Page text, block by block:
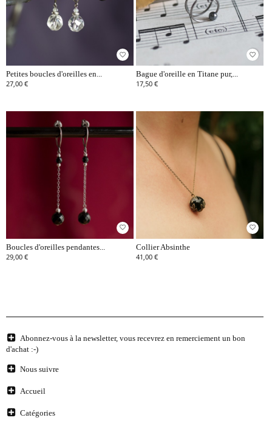
favorite_border
Petites boucles d'oreilles en...
27,00 €
favorite_border
Bague d'oreille en Titane pur,...
17,50 €
favorite_border
Boucles d'oreilles pendantes...
29,00 €
favorite_border
Collier Absinthe
41,00 €
Abonnez-vous à la newsletter, vous recevrez en remerciement un bon
d'achat :-)
Nous suivre
Accueil
Catégories